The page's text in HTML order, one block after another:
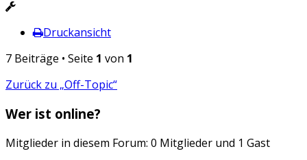
Druckansicht
7 Beiträge • Seite 1 von 1
Zurück zu „Off-Topic“
Wer ist online?
Mitglieder in diesem Forum: 0 Mitglieder und 1 Gast